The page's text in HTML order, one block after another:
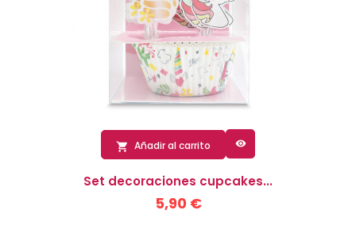
 Añadir al carrito 
Set decoraciones cupcakes...
5,90 €